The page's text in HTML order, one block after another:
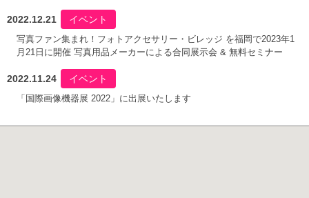
2022.12.21 イベント
写真ファン集まれ！フォトアクセサリー・ビレッジ を福岡で2023年1
月21日に開催 写真用品メーカーによる合同展示会 & 無料セミナー
2022.11.24 イベント
「国際画像機器展 2022」に出展いたします